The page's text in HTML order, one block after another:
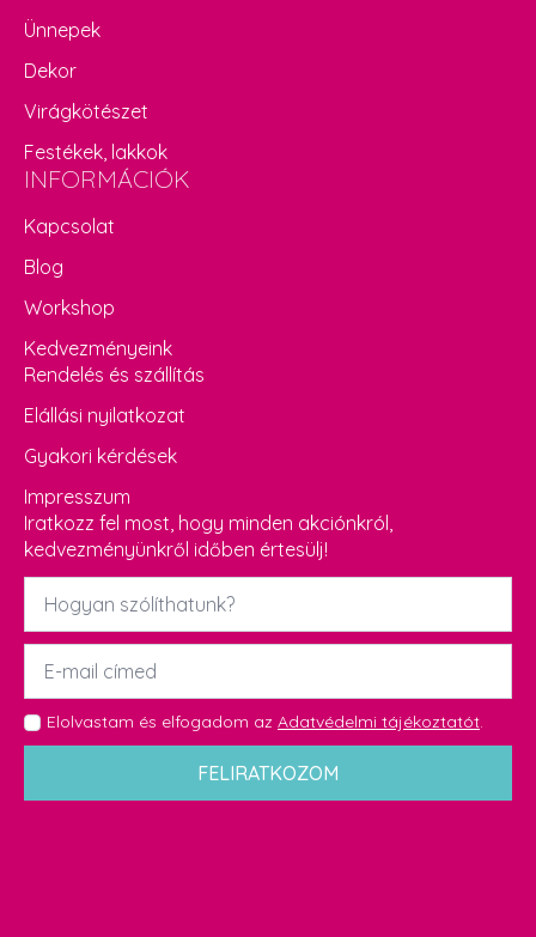
Ünnepek
Dekor
Virágkötészet
Festékek, lakkok
INFORMÁCIÓK
Kapcsolat
Blog
Workshop
Kedvezményeink
Rendelés és szállítás
Elállási nyilatkozat
Gyakori kérdések
Impresszum
Iratkozz fel most, hogy minden akciónkról,
kedvezményünkről időben értesülj!
Név
Email
GDPR
*
Elolvastam és elfogadom az Adatvédelmi tájékoztatót.
FELIRATKOZOM